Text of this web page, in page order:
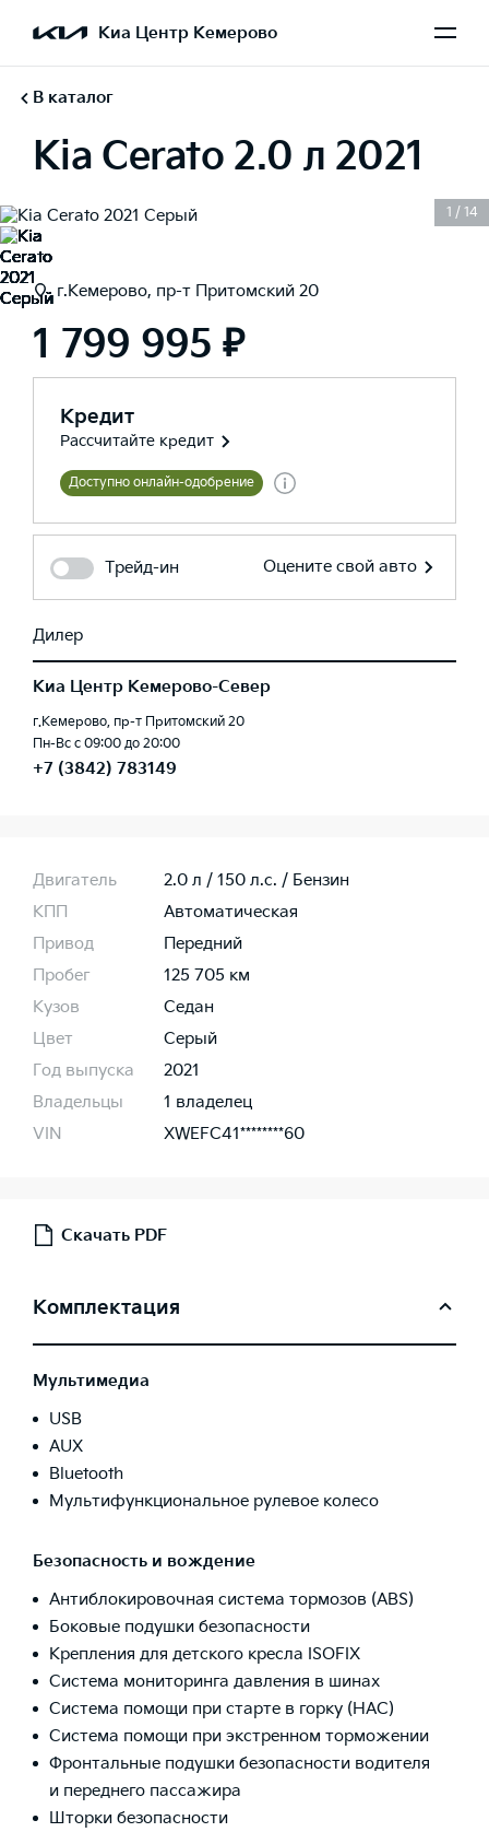
Киа Центр Кемерово
В каталог
Kia Cerato 2.0 л 2021
1 / 14
г.Кемерово, пр-т Притомский 20
1 799 995 ₽
Кредит
Рассчитайте кредит
Доступно онлайн-одобрение
Трейд-ин Оцените свой авто
Дилер
Киа Центр Кемерово-Север
г.Кемерово, пр-т Притомский 20
Пн-Вс с 09:00 до 20:00
+7 (3842) 783149
Двигатель
2.0 л / 150 л.c. / Бензин
КПП
Автоматическая
Привод
Передний
Пробег
125 705 км
Кузов
Седан
Цвет
Серый
Год выпуска
2021
Владельцы
1 владелец
VIN
XWEFC41********60
Скачать PDF
Комплектация
Мультимедиа
USB
AUX
Bluetooth
Мультифункциональное рулевое колесо
Безопасность и вождение
Антиблокировочная система тормозов (ABS)
Боковые подушки безопасности
Крепления для детского кресла ISOFIX
Система мониторинга давления в шинах
Система помощи при старте в горку (HAC)
Система помощи при экстренном торможении
Фронтальные подушки безопасности водителя
и переднего пассажира
Шторки безопасности